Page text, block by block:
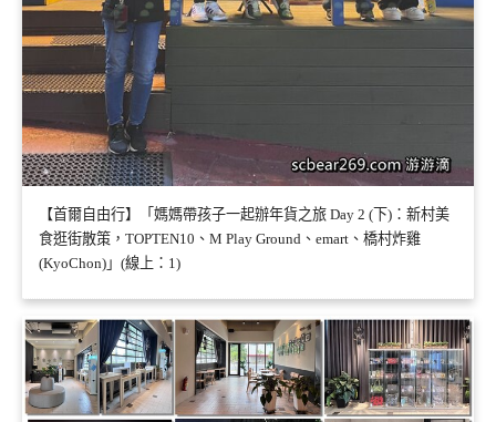
【首爾自由行】「媽媽帶孩子一起辦年貨之旅 Day 2 (下)：新村美
食逛街散策，TOPTEN10、M Play Ground、emart、橋村炸雞
(KyoChon)」(線上：1)